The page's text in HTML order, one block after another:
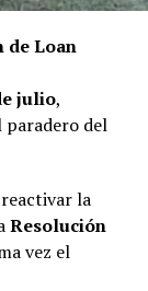
de Loan
julio,
del
la
Resolución
vez el